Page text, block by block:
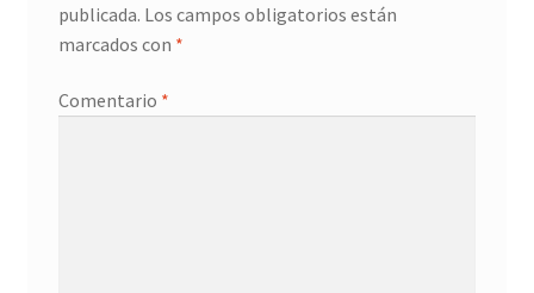
Política de Privacidad Y Cookies
publicada. Los campos obligatorios están
marcados con *
Comentario *